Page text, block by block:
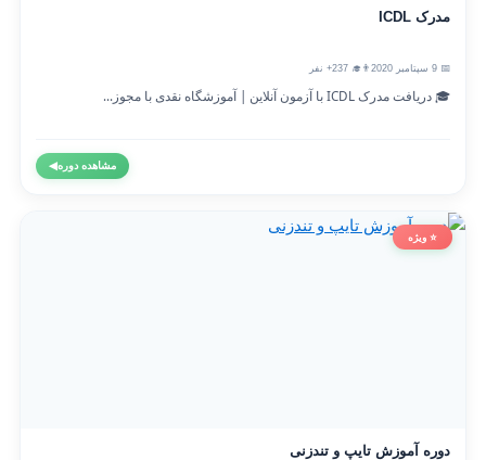
مدرک ICDL
👨‍🎓 237+ نفر
🎓 دریافت مدرک ICDL با آزمون آنلاین | آموزشگاه نقدی با مجوز...
مشاهده دوره◀
⭐ ویژه
دوره آموزش تایپ و تندزنی